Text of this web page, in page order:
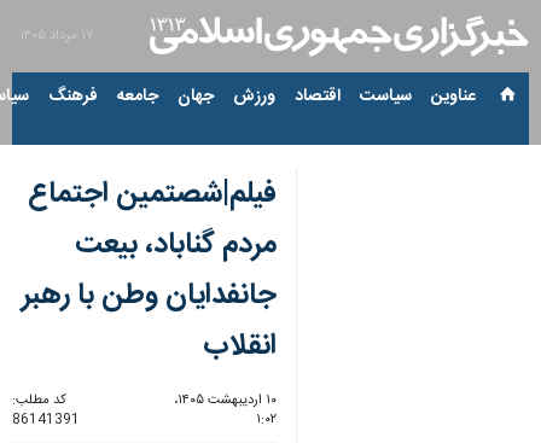
۱۷ مرداد ۱۴۰۵
عناوین‌ سیاست اقتصاد ورزش جهان جامعه فرهنگ
فیلم|شصتمین اجتماع
مردم گناباد، بیعت
جانفدایان وطن با رهبر
انقلاب
۱۰ اردیبهشت ۱۴۰۵،
۱:۰۲
کد مطلب:
86141391